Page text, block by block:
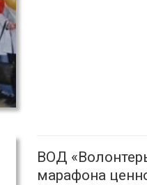
ВОД
марафона